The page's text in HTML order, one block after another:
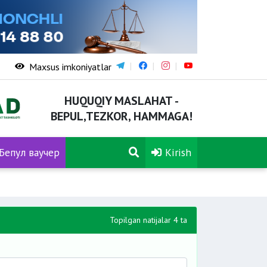
Maxsus imkoniyatlar
HUQUQIY MASLAHAT -
BEPUL,TEZKOR, HAMMAGA!
ваучер Kirish
Topilgan natijalar 4 ta